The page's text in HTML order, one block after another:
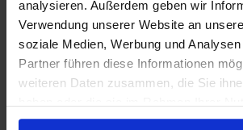
analysieren. Außerdem geben wir
Verwendung unserer Website an
soziale Medien, Werbung und
Partner führen diese Informationen
weiteren Daten zusammen, die Sie
gesammelt haben.